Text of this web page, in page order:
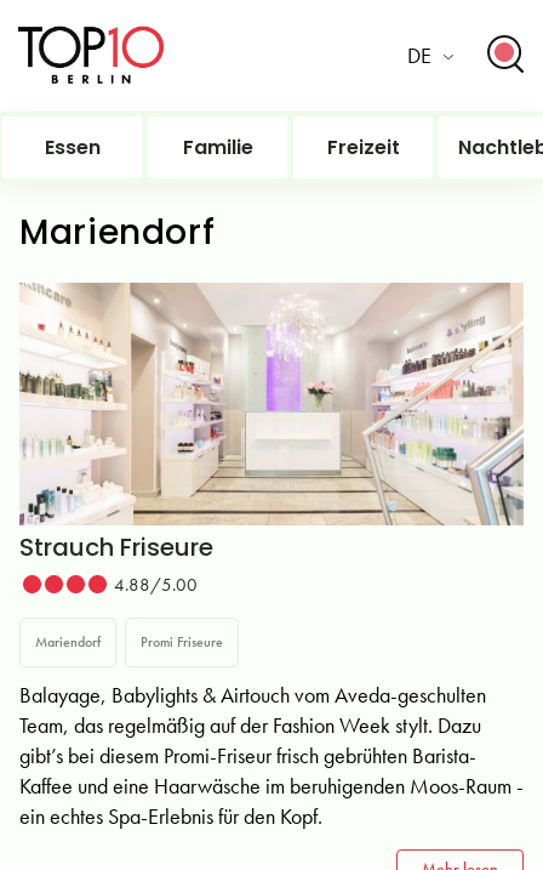
DE
Essen Familie Freizeit
Mariendorf
Strauch Friseure
4.88/5.00
Mariendorf Promi Friseure
Balayage, Babylights & Airtouch vom Aveda-geschulten
Team, das regelmäßig auf der Fashion Week stylt. Dazu
gibt’s bei diesem Promi-Friseur frisch gebrühten Barista-
Kaffee und eine Haarwäsche im beruhigenden Moos-Raum -
ein echtes Spa-Erlebnis für den Kopf.